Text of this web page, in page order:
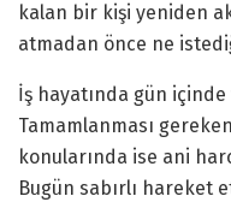
kalan bir kişi yeniden
atmadan önce ne
İş hayatında gün
Tamamlanması
konularında ise ani
Bugün sabırlı hareket